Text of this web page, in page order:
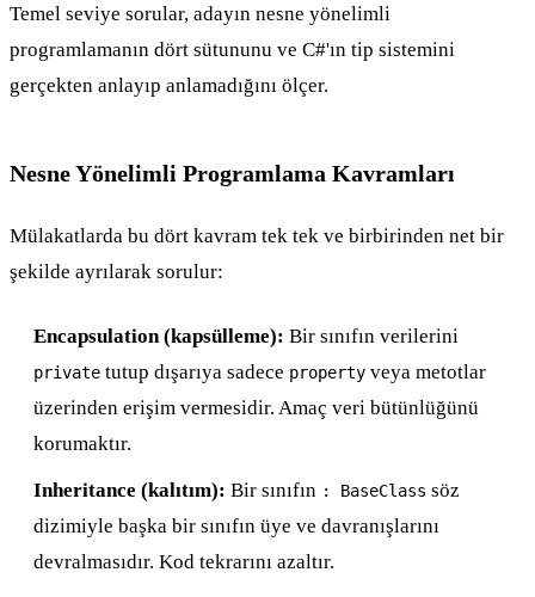
Temel seviye sorular, adayın nesne yönelimli
programlamanın dört sütununu ve C#'ın tip sistemini
gerçekten anlayıp anlamadığını ölçer.
Nesne Yönelimli Programlama Kavramları
Mülakatlarda bu dört kavram tek tek ve birbirinden net bir
şekilde ayrılarak sorulur:
Encapsulation (kapsülleme): Bir sınıfın verilerini
private tutup dışarıya sadece property veya metotlar
üzerinden erişim vermesidir. Amaç veri bütünlüğünü
korumaktır.
Inheritance (kalıtım): Bir sınıfın : BaseClass söz
dizimiyle başka bir sınıfın üye ve davranışlarını
devralmasıdır. Kod tekrarını azaltır.